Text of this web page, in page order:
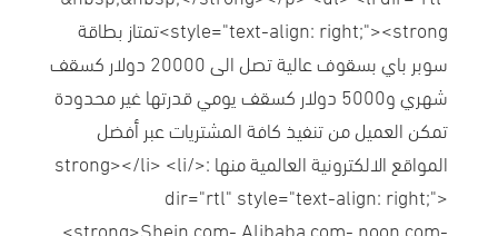
style="text-align: right;"><strong>تمتاز بطاقة
سوبر باي بسقوف عالية تصل الى 20000 دولار كسقف
شهري و5000 دولار كسقف يومي قدرتها غير محدودة
تمكن العميل من تنفيذ كافة المشتريات عبر أفضل
المواقع الالكترونية العالمية منها :</strong></li> <li
dir="rtl" style="text-align: right;">
<strong>Shein.com- Alibaba.com- noon.com-